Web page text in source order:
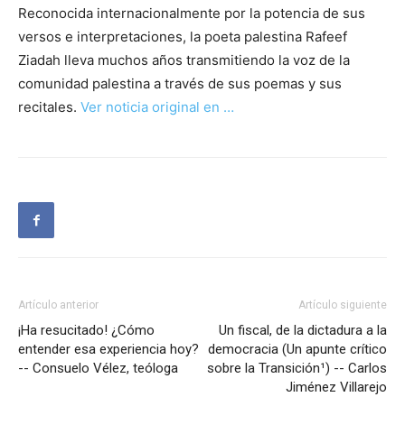
Reconocida internacionalmente por la potencia de sus
versos e interpretaciones, la poeta palestina Rafeef
Ziadah lleva muchos años transmitiendo la voz de la
comunidad palestina a través de sus poemas y sus
recitales. Ver noticia original en …
Artículo anterior
¡Ha resucitado! ¿Cómo
entender esa experiencia hoy?
-- Consuelo Vélez, teóloga
Artículo siguiente
Un fiscal, de la dictadura a la
democracia (Un apunte crítico
sobre la Transición¹) -- Carlos
Jiménez Villarejo